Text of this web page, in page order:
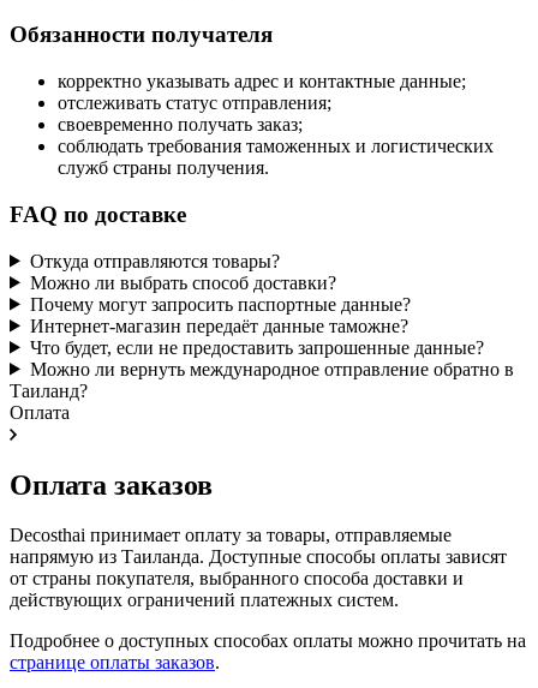
Обязанности получателя
корректно указывать адрес и контактные данные;
отслеживать статус отправления;
своевременно получать заказ;
соблюдать требования таможенных и логистических
служб страны получения.
FAQ по доставке
Откуда отправляются товары?
Можно ли выбрать способ доставки?
Почему могут запросить паспортные данные?
Интернет-магазин передаёт данные таможне?
Что будет, если не предоставить запрошенные данные?
Можно ли вернуть международное отправление обратно в
Таиланд?
Оплата
Оплата заказов
Decosthai принимает оплату за товары, отправляемые
напрямую из Таиланда. Доступные способы оплаты зависят
от страны покупателя, выбранного способа доставки и
действующих ограничений платежных систем.
Подробнее о доступных способах оплаты можно прочитать на
странице оплаты заказов.